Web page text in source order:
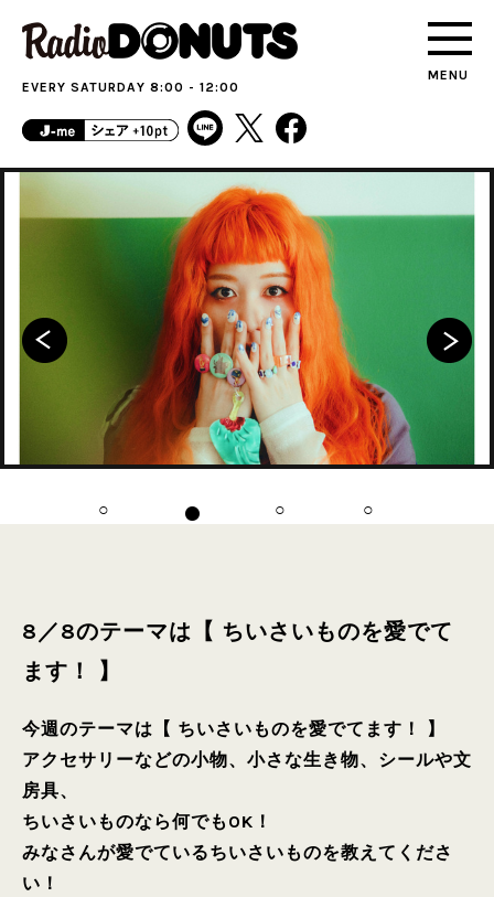
MENU
EVERY SATURDAY 8:00 - 12:00
8／8のテーマは【 ちいさいものを愛でて
ます！ 】
今週のテーマは【 ちいさいものを愛でてます！ 】
アクセサリーなどの小物、小さな生き物、シールや文
房具、
ちいさいものなら何でもOK！
みなさんが愛でているちいさいものを教えてくださ
い！